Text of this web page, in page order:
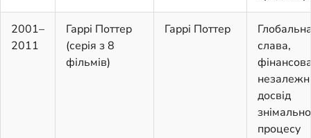
2001–
2011
Гаррі Поттер
(серія з 8
фільмів)
Гаррі Поттер
слава,
досвід
процесу